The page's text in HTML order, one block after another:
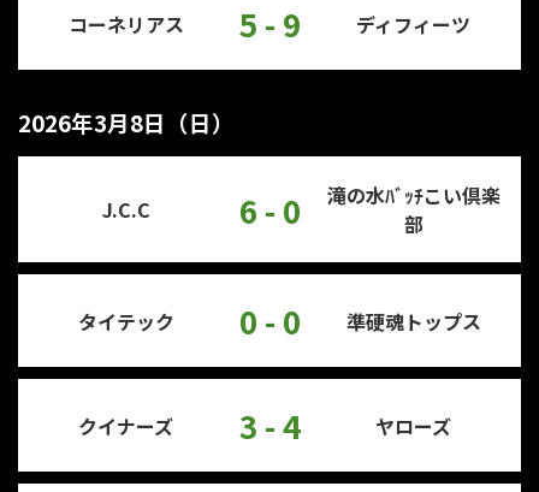
コーネリアス 5 - 9 ディフィーツ
2026年3月8日（日）
J.C.C 6 - 0
滝の水ﾊﾞｯﾁこい倶楽
部
タイテック 0 - 0 準硬魂トップス
クイナーズ 3 - 4 ヤローズ